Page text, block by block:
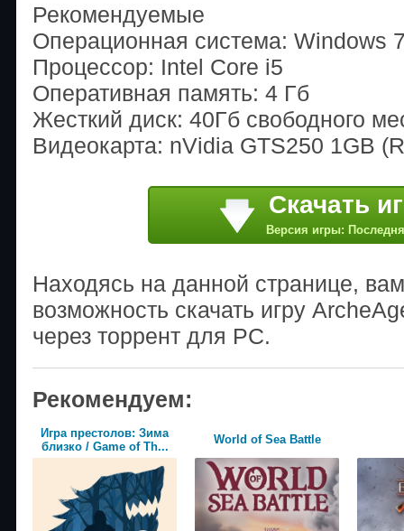
Рекомендуемые
Операционная система: Windows
Процессор: Intel Core i5
Оперативная память: 4 Гб
Жесткий диск: 40Гб свободного
Видеокарта: nVidia GTS250 1GB
Скачать
Версия игры:
Находясь на данной странице,
возможность скачать игру
через торрент для PC.
Рекомендуем:
Игра престолов: Зима
близко / Game of Th...
World of Sea Battle